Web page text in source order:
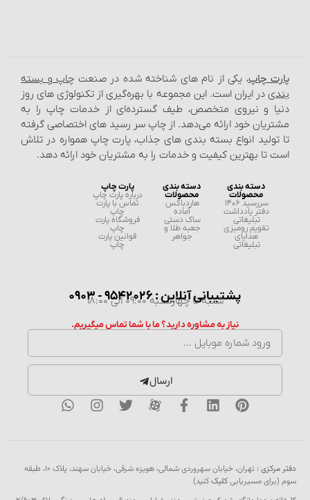
پارت چاپ، یکی از نام‌ های شناخته شده در صنعت چاپ و بسته‌
بندی در ایران است. این مجموعه با بهره‌گیری از تکنولوژی‌ های روز
دنیا و نیروی متخصص، طیف گسترده‌ای از خدمات چاپ را به
مشتریان خود ارائه می‌دهد. از چاپ سر رسید های اختصاصی گرفته
تا تولید انواع بسته‌ بندی‌ های جذاب، پارت چاپ همواره در تلاش
است تا بهترین کیفیت و خدمات را به مشتریان خود ارائه دهد.
دسته بندی
محصولات
سررسید 1406
دفتر یادداشت
تبلیغاتی
تقویم رومیزی
هدایای
تبلیغاتی
دسته بندی
محصولات
هاردباکس
آماده
ساک دستی
جعبه طلا و
جواهر
پارت چاپ
درباره پارت چاپ
تماس با پارت
چاپ
فروشگاه پارت
چاپ
قوانین پارت
چاپ
پشتیبانی آنلاین : 9542026 - 0903
شنبه تا چهارشنبه 09:00 الی 18:00
نیاز به مشاوره دارید؟ ما با شما تماس میگیریم.
ارسال
دفتر مرکزی :
تهران، خیابان سهروردی شمالی، هویزه شرقی، خیابان سهند، پلاک ۱۰، طبقه
سوم (برای مسیریابیکلیککنید)